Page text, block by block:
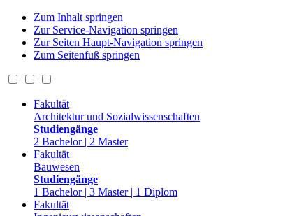
Zum Inhalt springen
Zur Service-Navigation springen
Zur Seiten Haupt-Navigation springen
Zum Seitenfuß springen
Fakultät
Architektur und Sozialwissenschaften
Studiengänge
2 Bachelor | 2 Master
Fakultät
Bauwesen
Studiengänge
1 Bachelor | 3 Master | 1 Diplom
Fakultät